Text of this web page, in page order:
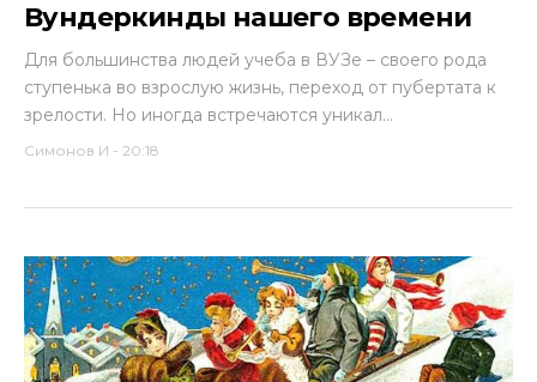
Вундеркинды нашего времени
Для большинства людей учеба в ВУЗе – своего рода
ступенька во взрослую жизнь, переход от пубертата к
зрелости. Но иногда встречаются уникал...
Симонов И - 20:18